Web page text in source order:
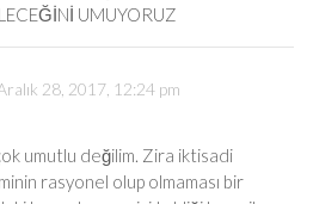
UMUYORUZ
28, 2017, 12:24 pm
umutlu değilim. Zira iktisadi
rasyonel olup olmaması bir